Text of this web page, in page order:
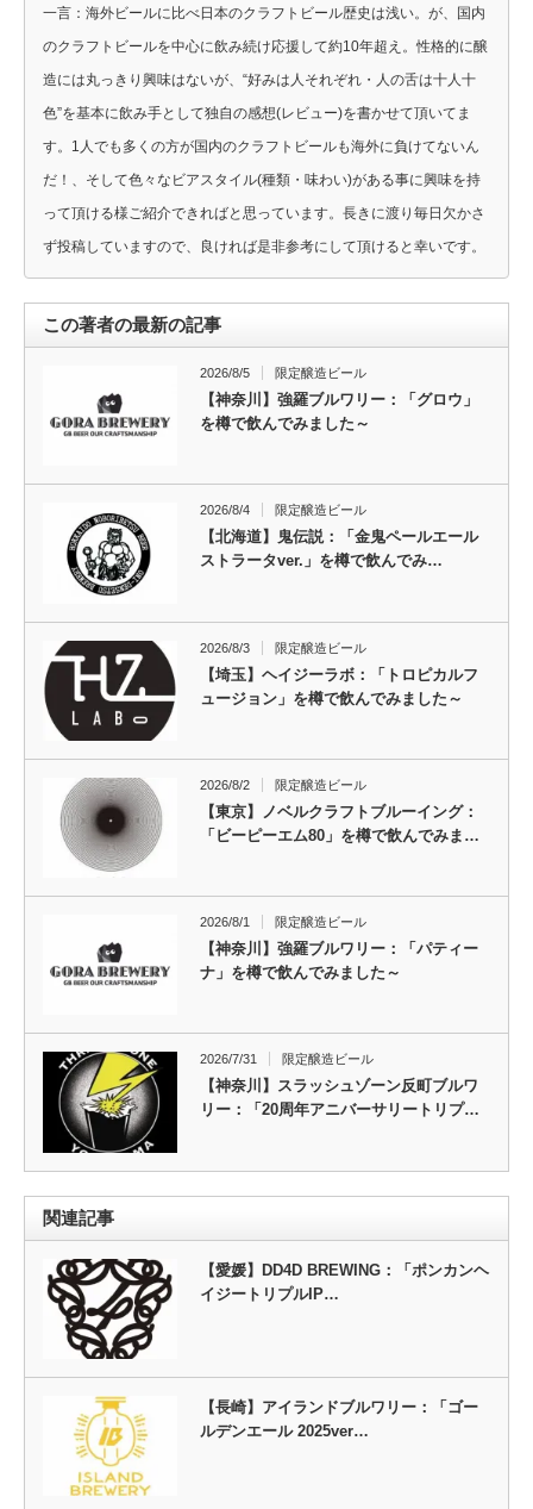
一言：海外ビールに比べ日本のクラフトビール歴史は浅い。が、国内
のクラフトビールを中心に飲み続け応援して約10年超え。性格的に醸
造には丸っきり興味はないが、“好みは人それぞれ・人の舌は十人十
色”を基本に飲み手として独自の感想(レビュー)を書かせて頂いてま
す。1人でも多くの方が国内のクラフトビールも海外に負けてないん
だ！、そして色々なビアスタイル(種類・味わい)がある事に興味を持
って頂ける様ご紹介できればと思っています。長きに渡り毎日欠かさ
ず投稿していますので、良ければ是非参考にして頂けると幸いです。
この著者の最新の記事
2026/8/5 限定醸造ビール
【神奈川】強羅ブルワリー：「グロウ」
を樽で飲んでみました～
2026/8/4 限定醸造ビール
【北海道】鬼伝説：「金鬼ペールエール
ストラータver.」を樽で飲んでみ…
2026/8/3 限定醸造ビール
【埼玉】ヘイジーラボ：「トロピカルフ
ュージョン」を樽で飲んでみました～
2026/8/2 限定醸造ビール
【東京】ノベルクラフトブルーイング：
「ビーピーエム80」を樽で飲んでみま…
2026/8/1 限定醸造ビール
【神奈川】強羅ブルワリー：「パティー
ナ」を樽で飲んでみました～
2026/7/31 限定醸造ビール
【神奈川】スラッシュゾーン反町ブルワ
リー：「20周年アニバーサリートリプ…
関連記事
【愛媛】DD4D BREWING：「ポンカンヘ
イジートリプルIP…
【長崎】アイランドブルワリー：「ゴー
ルデンエール 2025ver…